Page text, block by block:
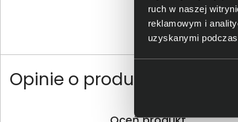
ruch w naszej
reklamowym i
uzyskanymi
Opinie o produkcie